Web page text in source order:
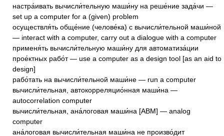
настра́ивать вычисли́тельную маши́ну на реше́ние зада́чи —
set up a computer for a (given) problem
осуществля́ть обще́ние (челове́ка) с вычисли́тельной маши́ной
— interact with a computer, carry out a dialogue with a computer
применя́ть вычисли́тельную маши́ну для автоматиза́ции
прое́ктных рабо́т — use a computer as a design tool [as an aid to
design]
рабо́тать на вычисли́тельной маши́не — run a computer
вычисли́тельная, автокорреляцио́нная маши́на —
autocorrelation computer
вычисли́тельная, ана́логовая маши́на [АВМ] — analog
computer
ана́логовая вычисли́тельная маши́на не произво́дит